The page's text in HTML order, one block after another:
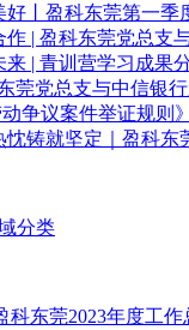
好丨盈科东莞第一季
作 | 盈科东莞党总支
来 | 青训营学习成果
莞党总支与中信银
争议案件举证规则
忱铸就坚定｜盈科
分类
科东莞2023年度工